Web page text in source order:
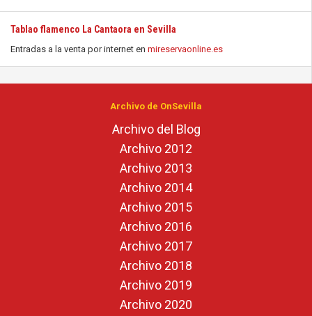
Tablao flamenco La Cantaora en Sevilla
Entradas a la venta por internet en mireservaonline.es
Archivo de OnSevilla
Archivo del Blog
Archivo 2012
Archivo 2013
Archivo 2014
Archivo 2015
Archivo 2016
Archivo 2017
Archivo 2018
Archivo 2019
Archivo 2020